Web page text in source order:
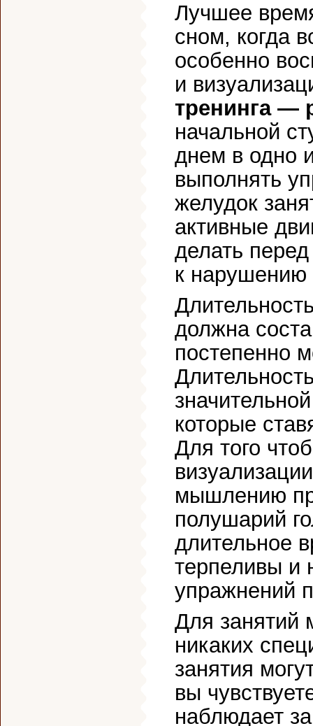
Лучшее
сном, когда
особенно
и
тренинга —
начальной
днем в одно
выполнять
желудок
активные
делать
к нарушению
должна
постепенно
которые
Для того
мышлению
полушарий
длительное
терпеливы и
упражнений
Для занятий
никаких
занятия
вы
наблюдает